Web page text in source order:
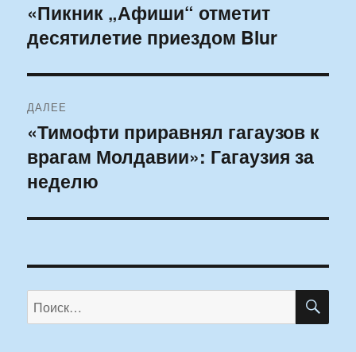
по
записям
Предыдущая
запись:
«Пикник „Афиши“ отметит
десятилетие приездом Blur
ДАЛЕЕ
Следующая
запись:
«Тимофти приравнял гагаузов к
врагам Молдавии»: Гагаузия за
неделю
Искать: